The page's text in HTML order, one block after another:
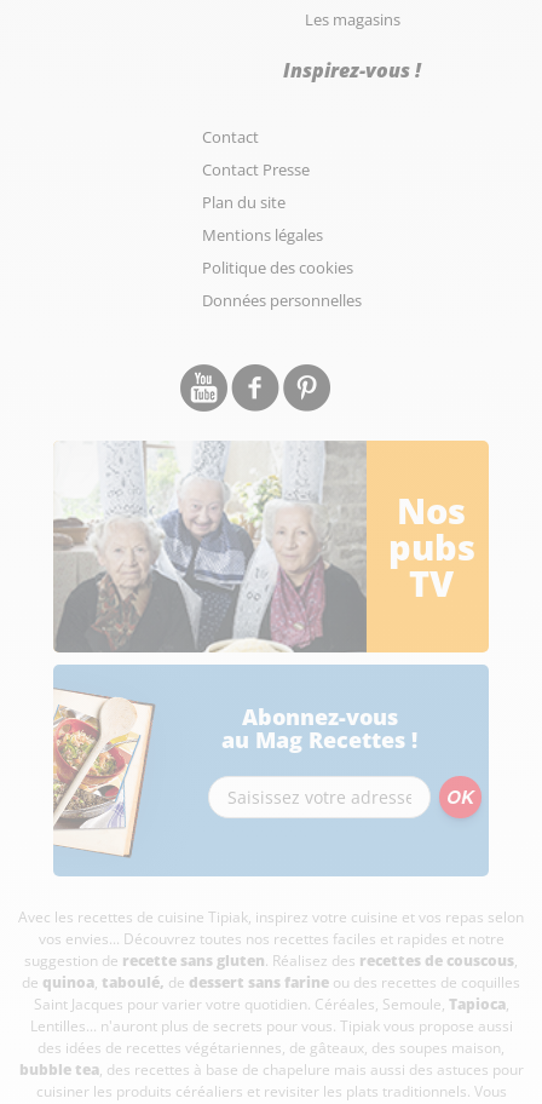
Les magasins
Inspirez-vous !
Contact
Contact Presse
Plan du site
Mentions légales
Politique des cookies
Données personnelles
Nos
pubs
TV
Abonnez-vous
au Mag Recettes !
Avec les recettes de cuisine Tipiak, inspirez votre cuisine et vos repas selon
vos envies... Découvrez toutes nos recettes faciles et rapides et notre
suggestion de recette sans gluten. Réalisez des recettes de couscous,
de quinoa, taboulé, de dessert sans farine ou des recettes de coquilles
Saint Jacques pour varier votre quotidien. Céréales, Semoule, Tapioca,
Lentilles... n'auront plus de secrets pour vous. Tipiak vous propose aussi
des idées de recettes végétariennes, de gâteaux, des soupes maison,
bubble tea, des recettes à base de chapelure mais aussi des astuces pour
cuisiner les produits céréaliers et revisiter les plats traditionnels. Vous